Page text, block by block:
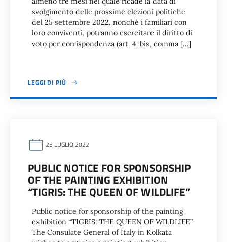
svolgimento delle prossime elezioni politiche
del 25 settembre 2022, nonché i familiari con
loro conviventi, potranno esercitare il diritto di
voto per corrispondenza (art. 4-bis, comma […]
LEGGI DI PIÙ
25 LUGLIO 2022
PUBLIC NOTICE FOR SPONSORSHIP
OF THE PAINTING EXHIBITION
“TIGRIS: THE QUEEN OF WILDLIFE”
Public notice for sponsorship of the painting
exhibition “TIGRIS: THE QUEEN OF WILDLIFE”
The Consulate General of Italy in Kolkata